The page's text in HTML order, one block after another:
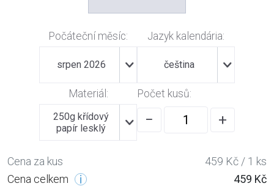
Počáteční měsíc:
srpen 2026
Jazyk kalendária:
čeština
Materiál:
250g křídový
papír lesklý
Počet kusů:
− +
Cena za kus
459 Kč / 1 ks
Cena celkem
459 Kč